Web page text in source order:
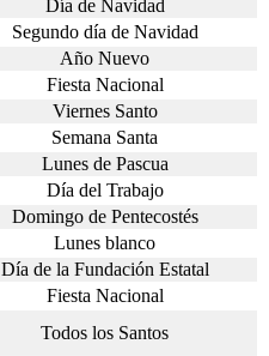
Día de Navidad
Segundo día de Navidad
Año Nuevo
Fiesta Nacional
Viernes Santo
Semana Santa
Lunes de Pascua
Día del Trabajo
Domingo de Pentecostés
Lunes blanco
Día de la Fundación Estatal
Fiesta Nacional
Todos los Santos